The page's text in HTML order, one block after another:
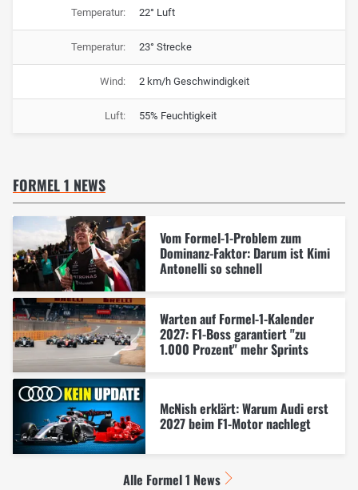
Temperatur: 22° Luft
Temperatur: 23° Strecke
Wind: 2 km/h Geschwindigkeit
Luft: 55% Feuchtigkeit
FORMEL 1 NEWS
Vom Formel-1-Problem zum
Dominanz-Faktor: Darum ist Kimi
Antonelli so schnell
Warten auf Formel-1-Kalender
2027: F1-Boss garantiert "zu
1.000 Prozent" mehr Sprints
McNish erklärt: Warum Audi erst
2027 beim F1-Motor nachlegt
Alle Formel 1 News